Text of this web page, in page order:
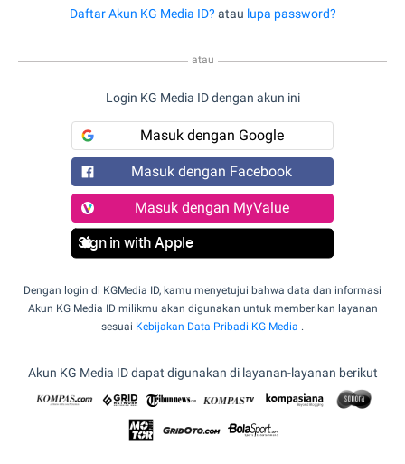
Daftar Akun KG Media ID? atau lupa password?
atau
Login KG Media ID dengan akun ini
Masuk dengan Google
Masuk dengan Facebook
Masuk dengan MyValue
Sign in with Apple
Dengan login di KGMedia ID, kamu menyetujui bahwa data dan informasi
Akun KG Media ID milikmu akan digunakan untuk memberikan layanan
sesuai Kebijakan Data Pribadi KG Media .
Akun KG Media ID dapat digunakan di layanan-layanan berikut